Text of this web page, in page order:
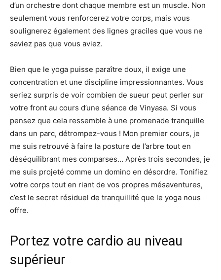
d’un orchestre dont chaque membre est un muscle. Non
seulement vous renforcerez votre corps, mais vous
soulignerez également des lignes graciles que vous ne
saviez pas que vous aviez.
Bien que le yoga puisse paraître doux, il exige une
concentration et une discipline impressionnantes. Vous
seriez surpris de voir combien de sueur peut perler sur
votre front au cours d’une séance de Vinyasa. Si vous
pensez que cela ressemble à une promenade tranquille
dans un parc, détrompez-vous ! Mon premier cours, je
me suis retrouvé à faire la posture de l’arbre tout en
déséquilibrant mes comparses… Après trois secondes, je
me suis projeté comme un domino en désordre. Tonifiez
votre corps tout en riant de vos propres mésaventures,
c’est le secret résiduel de tranquillité que le yoga nous
offre.
Portez votre cardio au niveau
supérieur